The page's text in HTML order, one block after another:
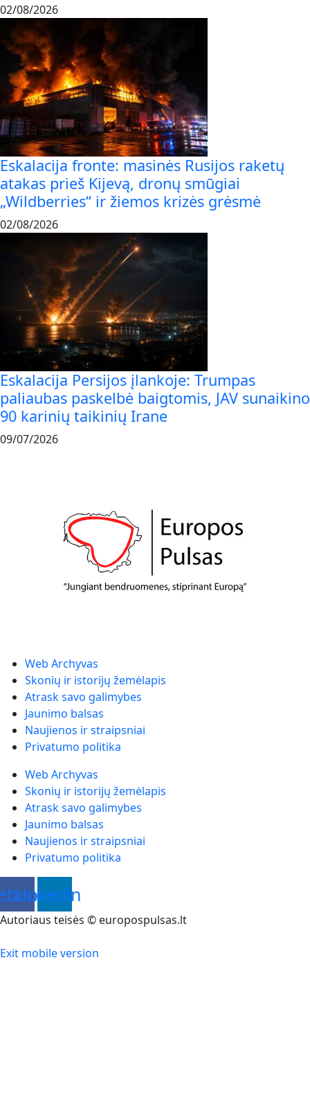
02/08/2026
Eskalacija fronte: masinės Rusijos raketų
atakas prieš Kijevą, dronų smūgiai
„Wildberries“ ir žiemos krizės grėsmė
02/08/2026
Eskalacija Persijos įlankoje: Trumpas
paliaubas paskelbė baigtomis, JAV sunaikino
90 karinių taikinių Irane
09/07/2026
Web Archyvas
Skonių ir istorijų žemėlapis
Atrask savo galimybes
Jaunimo balsas
Naujienos ir straipsniai
Privatumo politika
Web Archyvas
Skonių ir istorijų žemėlapis
Atrask savo galimybes
Jaunimo balsas
Naujienos ir straipsniai
Privatumo politika
Linkedin
Autoriaus teisės © europospulsas.lt
Exit mobile version